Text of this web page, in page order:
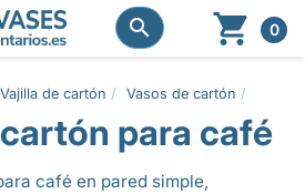

  0
Vajilla de cartón Vasos de cartón
para café
café en pared simple,